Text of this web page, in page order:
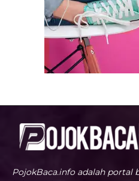
PojokBaca.info adalah portal